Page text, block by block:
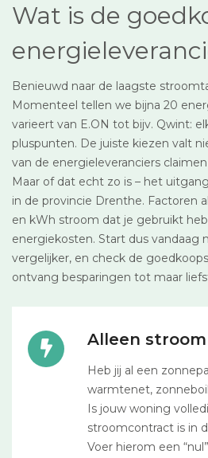
Wat is de
Benieuwd naar de laagste
Momenteel tellen we bijna 20
varieert van E.ON tot bijv. Qwint:
pluspunten. De juiste kiezen valt
van de energieleveranciers
Maar of dat echt zo is – het
in de provincie Drenthe. Factoren
en kWh stroom dat je gebruikt
energiekosten. Start dus vandaag
vergelijker, en check de
ontvang besparingen tot maar
Alleen stroom
Heb jij al een
warmtenet,
Is jouw woning
stroomcontract is in
Voer hierom een